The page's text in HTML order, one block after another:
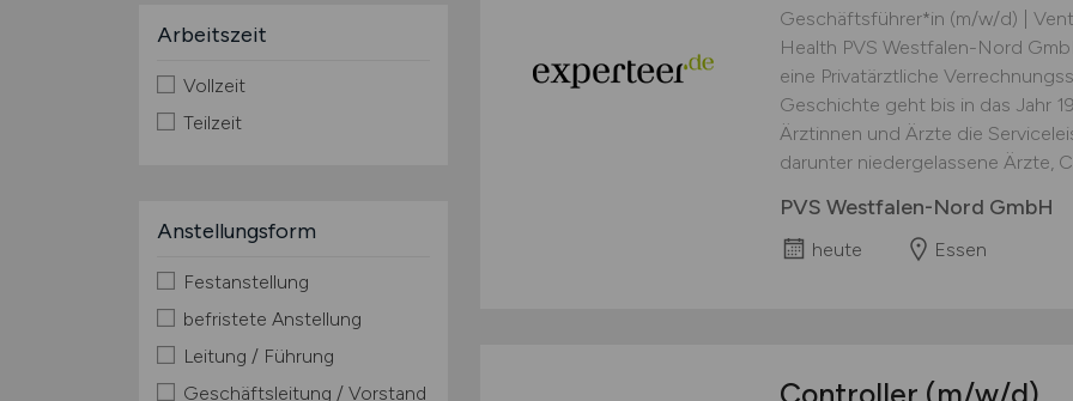
Arbeitszeit
Vollzeit
Teilzeit
Anstellungsform
Festanstellung
befristete Anstellung
Leitung / Führung
Geschäftsleitung / Vorstand
Geschäftsführer*in (m/w/d) |
Health PVS Westfalen-Nord
eine Privatärztliche
Geschichte geht bis in das Jahr
Ärztinnen und Ärzte die
darunter niedergelassene Ärzte,
PVS Westfalen-Nord GmbH
heute Essen
Controller (m/w/d)